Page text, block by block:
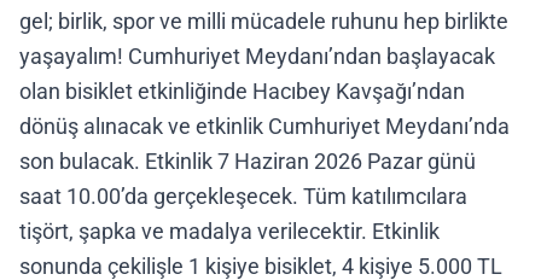
gel; birlik, spor ve milli mücadele ruhunu hep birlikte
yaşayalım! Cumhuriyet Meydanı’ndan başlayacak
olan bisiklet etkinliğinde Hacıbey Kavşağı’ndan
dönüş alınacak ve etkinlik Cumhuriyet Meydanı’nda
son bulacak. Etkinlik 7 Haziran 2026 Pazar günü
saat 10.00’da gerçekleşecek. Tüm katılımcılara
tişört, şapka ve madalya verilecektir. Etkinlik
sonunda çekilişle 1 kişiye bisiklet, 4 kişiye 5.000 TL